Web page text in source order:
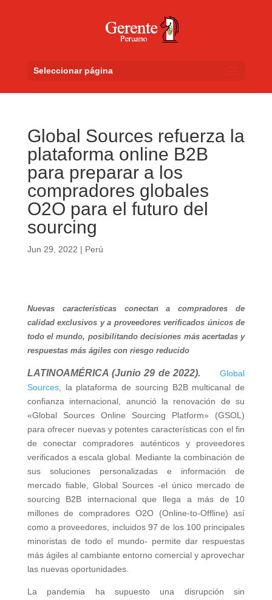
Seleccionar página
Global Sources refuerza la
plataforma online B2B
para preparar a los
compradores globales
O2O para el futuro del
sourcing
Jun 29, 2022 | Perú
Nuevas características conectan a compradores de
calidad exclusivos y a proveedores verificados únicos de
todo el mundo, posibilitando decisiones más acertadas y
respuestas más ágiles con riesgo reducido
LATINOAMÉRICA (Junio 29 de 2022).Global
Sources, la plataforma de sourcing B2B multicanal de
confianza internacional, anunció la renovación de su
«Global Sources Online Sourcing Platform» (GSOL)
para ofrecer nuevas y potentes características con el fin
de conectar compradores auténticos y proveedores
verificados a escala global. Mediante la combinación de
sus soluciones personalizadas e información de
mercado fiable, Global Sources -el único mercado de
sourcing B2B internacional que llega a más de 10
millones de compradores O2O (Online-to-Offline) así
como a proveedores, incluidos 97 de los 100 principales
minoristas de todo el mundo- permite dar respuestas
más ágiles al cambiante entorno comercial y aprovechar
las nuevas oportunidades.
La pandemia ha supuesto una disrupción sin